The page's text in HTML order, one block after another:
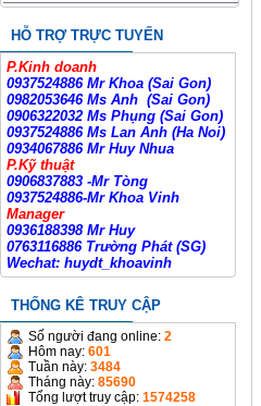
HỖ TRỢ TRỰC TUYẾN
P.Kinh doanh
0937524886 Mr Khoa (Sai Gon)
0982053646 Ms Anh (Sai Gon)
0906322032 Ms Phụng (Sai Gon)
0937524886 Ms Lan Anh (Ha Noi)
0934067886 Mr Huy Nhua
P.Kỹ thuật
0906837883 -Mr Tòng
0937524886-Mr Khoa Vinh
Manager
0936188398 Mr Huy
0763116886 Trường Phát (SG)
Wechat: huydt_khoavinh
THỐNG KÊ TRUY CẬP
Số người đang online: 2
Hôm nay: 601
Tuần này: 3484
Tháng này: 85690
Tổng lượt truy cập: 1574258